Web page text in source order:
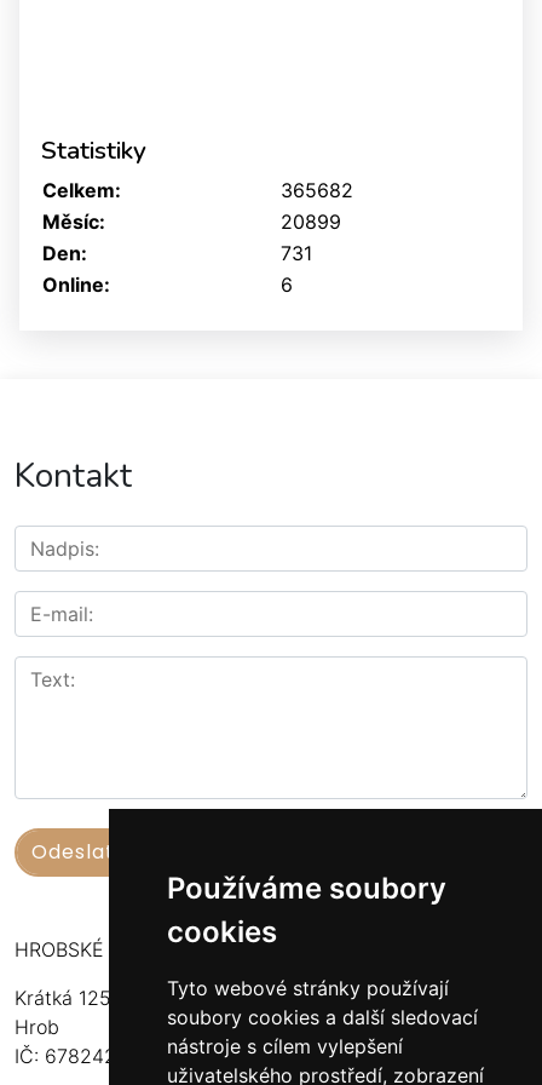
Používáme soubory
cookies
Tyto webové stránky používají
soubory cookies a další sledovací
nástroje s cílem vylepšení
uživatelského prostředí, zobrazení
Statistiky
Online: 6
Celkem:
365682
Měsíc:
20899
Den:
731
Kontakt
HROBSKÉ UZENINY
Krátká 125
Hrob
IČ: 67824234